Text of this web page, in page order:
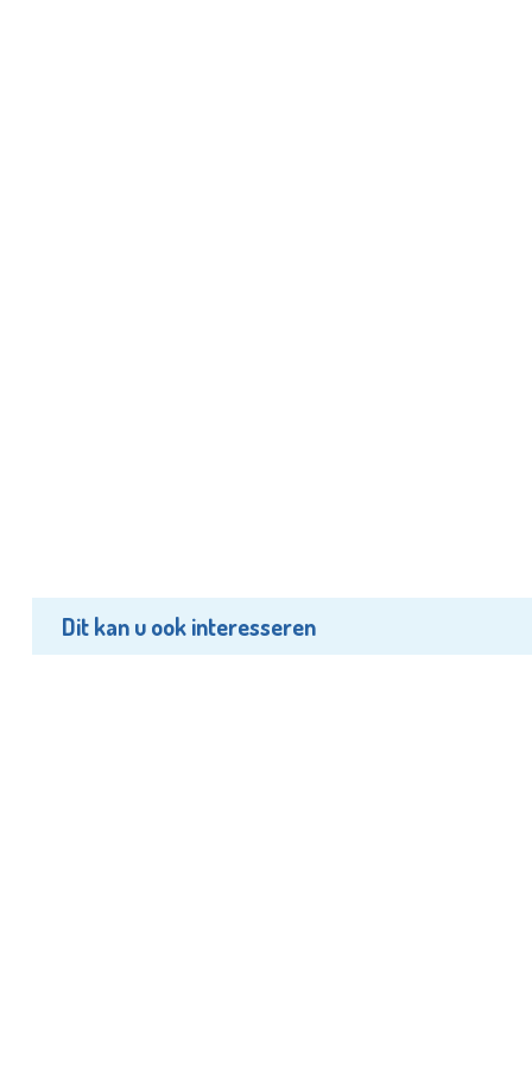
Dit kan u ook interesseren